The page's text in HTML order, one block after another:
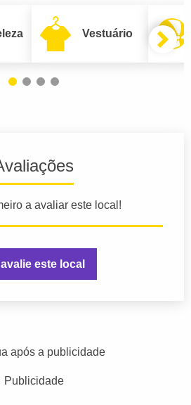
Vestuário
a avaliar este local!
avalie este local
após a publicidade
Publicidade